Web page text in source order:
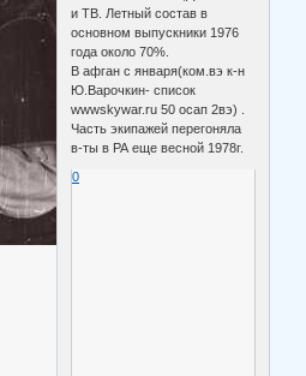
и ТВ. Летный состав в
основном выпускники 1976
года около 70%.
В афган с января(ком.вэ к-н
Ю.Варочкин- список
wwwskywar.ru 50 осап 2вэ) .
Часть экипажей перегоняла
в-ты в РА еще весной 1978г.
0